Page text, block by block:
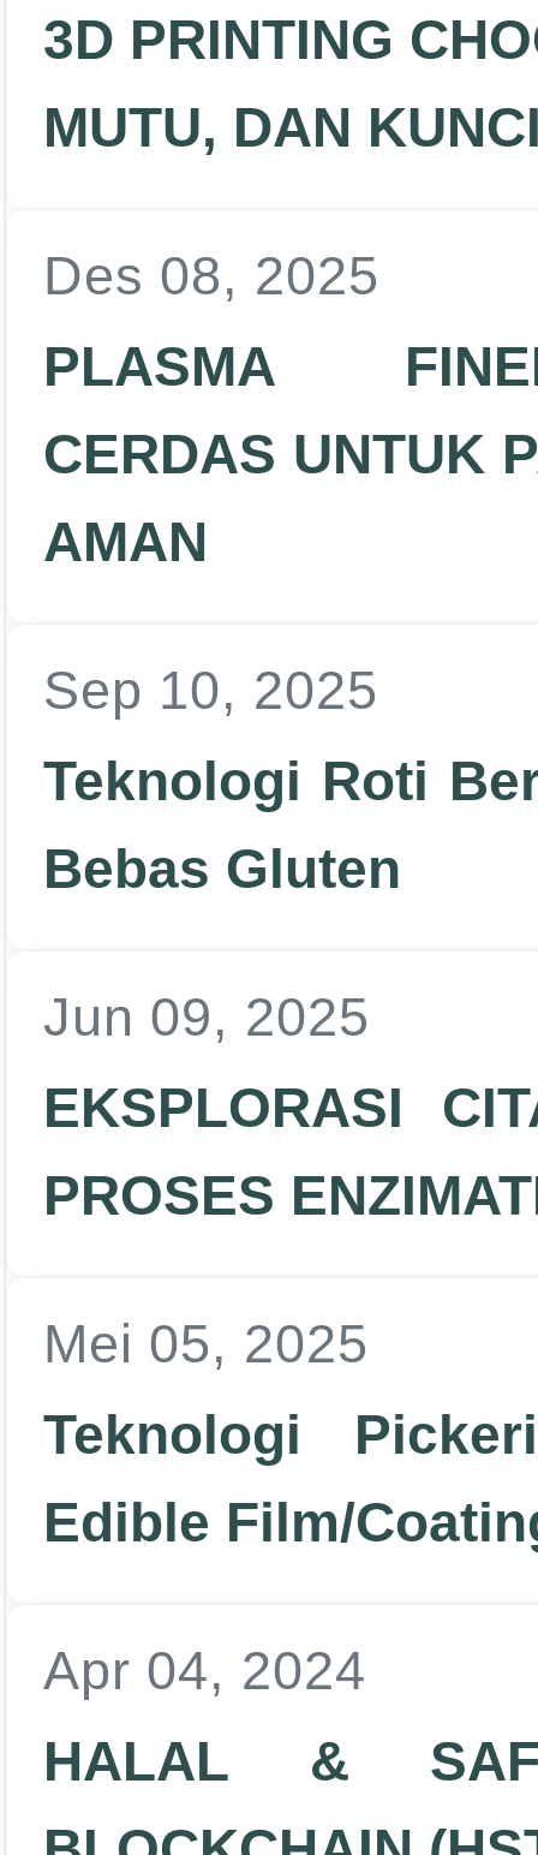
3D PRINTING
MUTU, DAN
Des 08, 2025
PLASMA
CERDAS UNTUK
AMAN
Sep 10, 2025
Teknologi Roti
Bebas Gluten
Jun 09, 2025
EKSPLORASI
PROSES
Mei 05, 2025
Teknologi
Edible Film/
Apr 04, 2024
HALAL &